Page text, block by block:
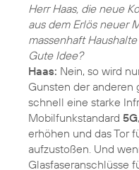
Herr Haas, die neue
aus dem Erlös neuer
massenhaft
Gute Idee?
Haas: Nein, so wird
Gunsten der anderen
schnell eine starke
Mobilfunkstandard 5G
erhöhen und das Tor
aufzustoßen. Und
Glasfaseranschlüsse